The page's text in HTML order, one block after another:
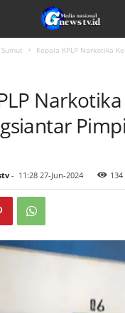
Sumut
Kepala KPLP Narkotika
- 11:28 27-Jun-2024 134